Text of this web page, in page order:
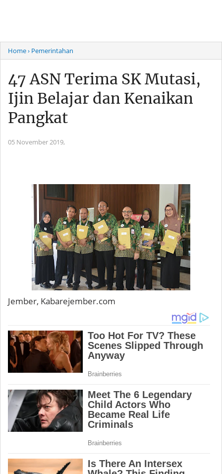
Home› Pemerintahan
47 ASN Terima SK Mutasi,
Ijin Belajar dan Kenaikan
Pangkat
05 November 2019,
Jember, Kabarejember.com